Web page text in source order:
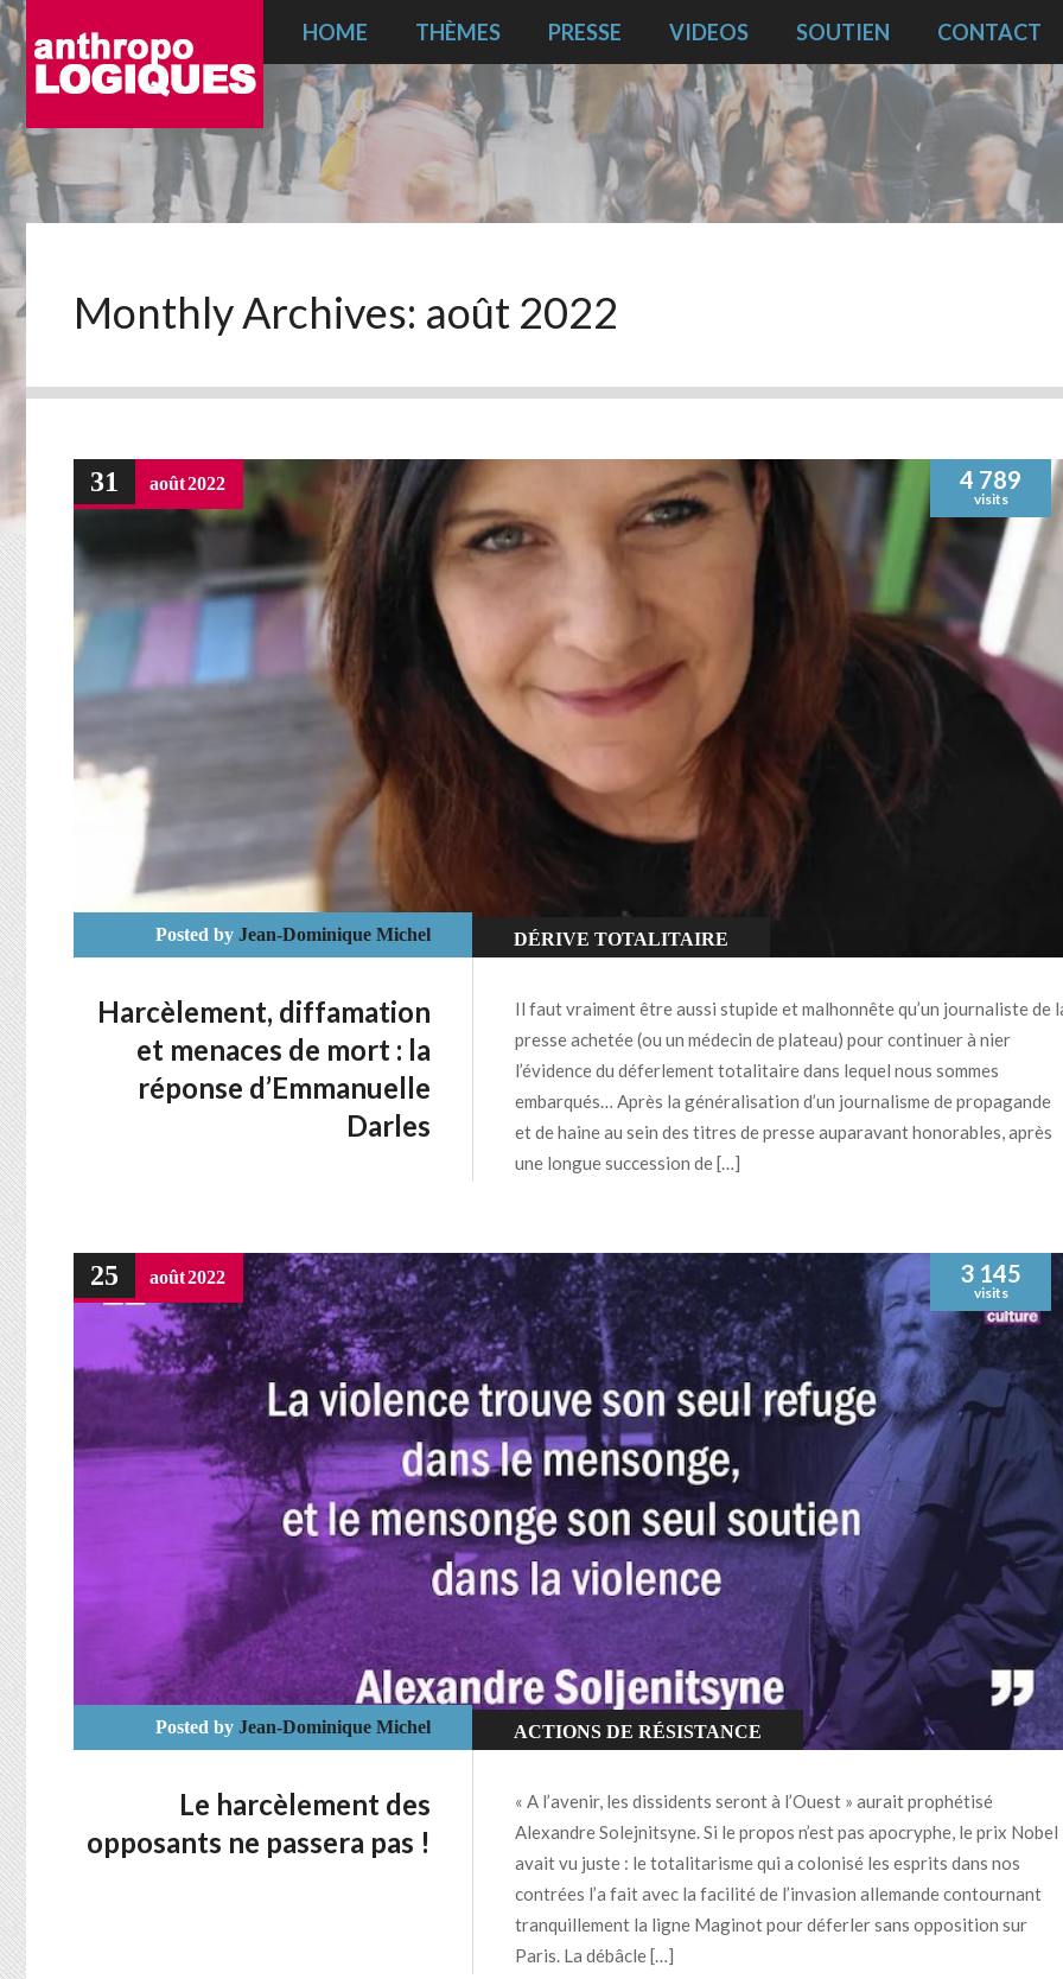
HOME THÈMES PRESSE VIDEOS SOUTIEN CONTACT
Monthly Archives: août 2022
31 août2022 4 789
visits
Posted by Jean-Dominique Michel DÉRIVE TOTALITAIRE
Harcèlement, diffamation
et menaces de mort : la
réponse d’Emmanuelle
Darles
Il faut vraiment être aussi stupide et malhonnête qu’un journaliste de
presse achetée (ou un médecin de plateau) pour continuer à nier
l’évidence du déferlement totalitaire dans lequel nous sommes
embarqués… Après la généralisation d’un journalisme de propagande
et de haine au sein des titres de presse auparavant honorables, après
une longue succession de […]
25 août2022 3 145
visits
Posted by Jean-Dominique Michel ACTIONS DE RÉSISTANCE
Le harcèlement des
opposants ne passera pas !
« A l’avenir, les dissidents seront à l’Ouest » aurait prophétisé
Alexandre Solejnitsyne. Si le propos n’est pas apocryphe, le prix Nobel
avait vu juste : le totalitarisme qui a colonisé les esprits dans nos
contrées l’a fait avec la facilité de l’invasion allemande contournant
tranquillement la ligne Maginot pour déferler sans opposition sur
Paris. La débâcle […]